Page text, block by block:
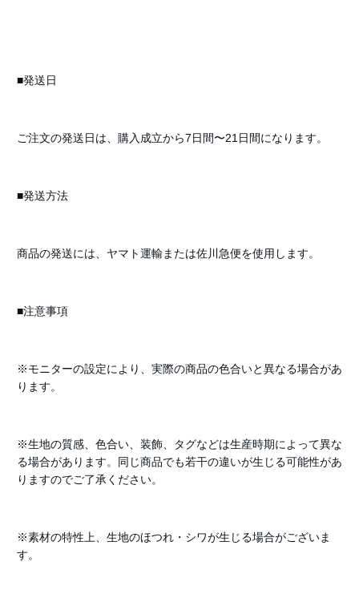
■発送日
ご注文の発送日は、購入成立から7日間〜21日間になります。
■発送方法
商品の発送には、ヤマト運輸または佐川急便を使用します。
■注意事項
※モニターの設定により、実際の商品の色合いと異なる場合があ
ります。
※生地の質感、色合い、装飾、タグなどは生産時期によって異な
る場合があります。同じ商品でも若干の違いが生じる可能性があ
りますのでご了承ください。
※素材の特性上、生地のほつれ・シワが生じる場合がございま
す。